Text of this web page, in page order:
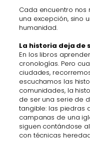
Cada encuentro
una excepción, sino
humanidad.
La historia deja de
En los libros
cronologías. Pero
ciudades,
escuchamos las
comunidades, la
de ser una serie de
tangible: las piedras
campanas de una
siguen contándose
con técnicas